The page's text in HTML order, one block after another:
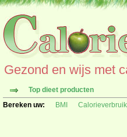
Gezond en wijs met
Top dieet producten
Bereken uw:
BMI Calorieverbruik